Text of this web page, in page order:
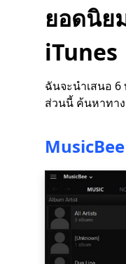
ยอดนิย
iTunes
ฉันจะนำเสนอ 6
ส่วนนี้ ค้นหาทา
MusicBee